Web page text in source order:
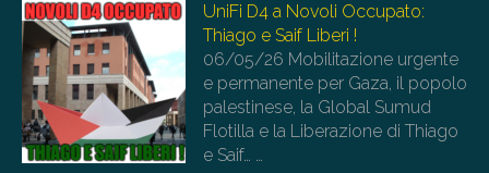
UniFi D4 a Novoli Occupato:
Thiago e Saif Liberi !
06/05/26 Mobilitazione urgente
e permanente per Gaza, il popolo
palestinese, la Global Sumud
Flotilla e la Liberazione di Thiago
e Saif… …